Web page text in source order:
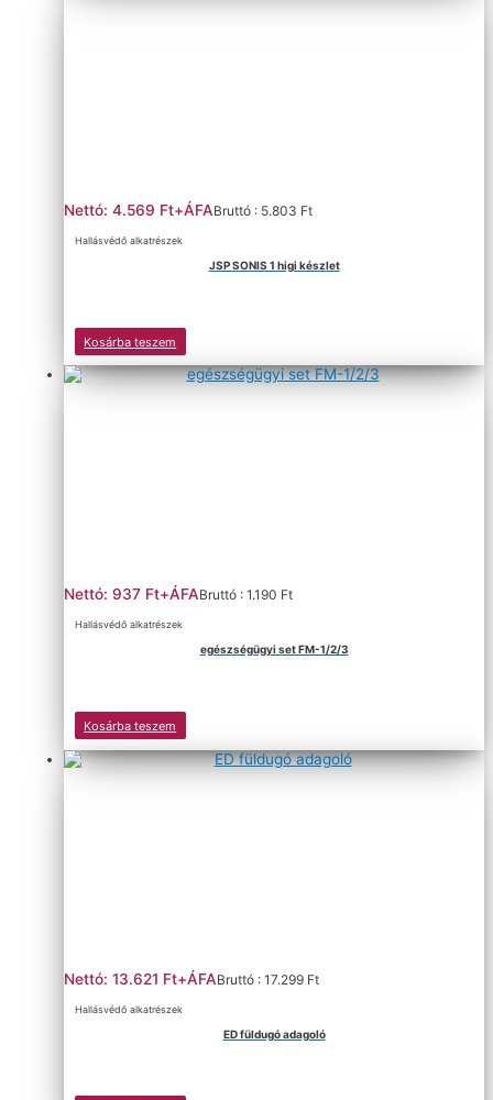
Nettó: 4.569 Ft+ÁFABruttó : 5.803 Ft
Hallásvédő alkatrészek
JSP SONIS 1 higi készlet
Kosárba teszem
Nettó: 937 Ft+ÁFABruttó : 1.190 Ft
Hallásvédő alkatrészek
egészségügyi set FM-1/2/3
Kosárba teszem
Nettó: 13.621 Ft+ÁFABruttó : 17.299 Ft
Hallásvédő alkatrészek
ED füldugó adagoló